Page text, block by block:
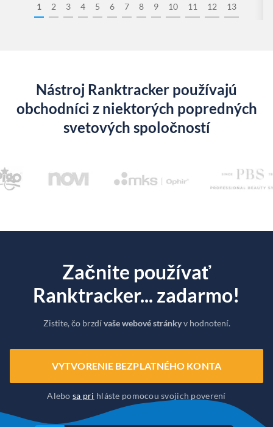
1 2 3 4 5 6 7 8 9 10 11 12 13
Nástroj Ranktracker používajú
obchodníci z niektorých popredných
svetových spoločností
Začnite používať
Ranktracker... zadarmo!
Zistite, čo brzdívaše webové stránkyv hodnotení.
VYTVORENIE BEZPLATNÉHO KONTA
Alebosa pri hláste pomocou svojich poverení